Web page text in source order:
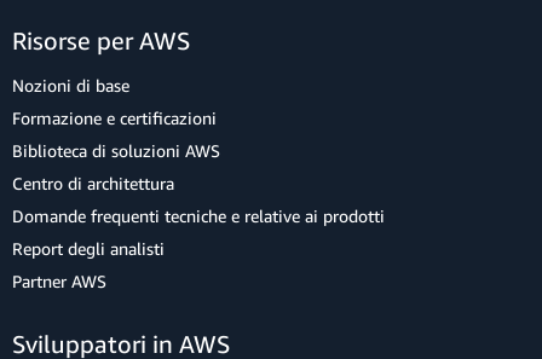
Risorse per AWS
Nozioni di base
Formazione e certificazioni
Biblioteca di soluzioni AWS
Centro di architettura
Domande frequenti tecniche e relative ai prodotti
Report degli analisti
Partner AWS
Sviluppatori in AWS